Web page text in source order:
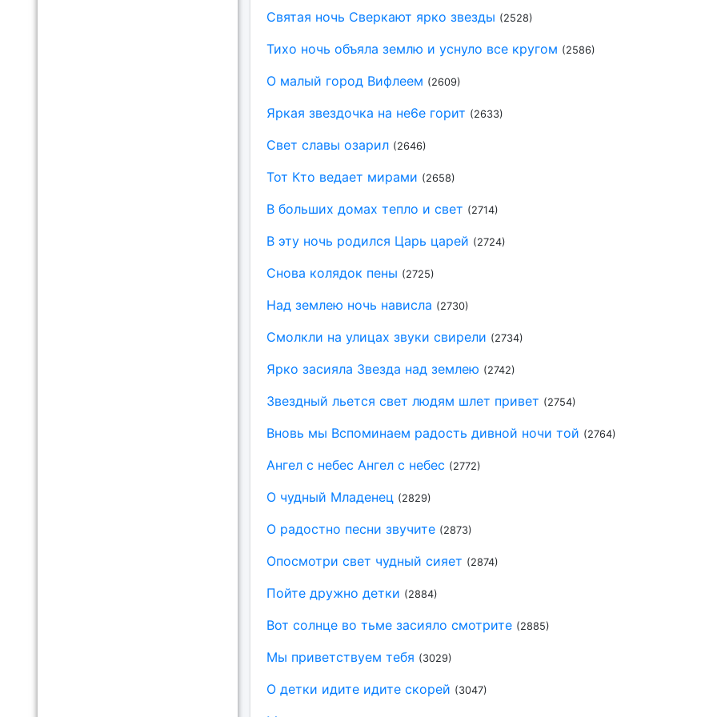
Святая ночь Сверкают ярко звезды (2528)
Тихо ночь объяла землю и уснуло все кругом (2586)
О малый город Вифлеем (2609)
Яркая звездочка на не6е горит (2633)
Свет славы озарил (2646)
Тот Кто ведает мирами (2658)
В больших домах тепло и свет (2714)
В эту ночь родился Царь царей (2724)
Снова колядок пены (2725)
Над землею ночь нависла (2730)
Смолкли на улицах звуки свирели (2734)
Ярко засияла Звезда над землею (2742)
Звездный льется свет людям шлет привет (2754)
Вновь мы Вспоминаем радость дивной ночи той (2764)
Ангел с небес Ангел с небес (2772)
О чудный Младенец (2829)
О радостно песни звучите (2873)
Опосмотри свет чудный сияет (2874)
Пойте дружно детки (2884)
Вот солнце во тьме засияло смотрите (2885)
Мы приветствуем тебя (3029)
О детки идите идите скорей (3047)